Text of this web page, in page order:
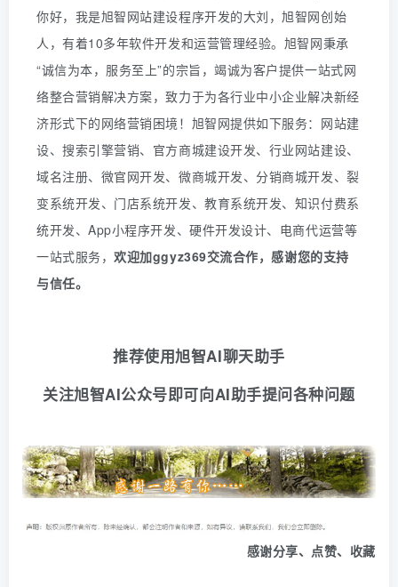
你好，我是旭智网站建设程序开发的大刘，旭智网创始
人，有着10多年软件开发和运营管理经验。旭智网秉承
“诚信为本，服务至上”的宗旨，竭诚为客户提供一站式网
络整合营销解决方案，致力于为各行业中小企业解决新经
济形式下的网络营销困境！旭智网提供如下服务：网站建
设、搜索引擎营销、官方商城建设开发、行业网站建设、
域名注册、微官网开发、微商城开发、分销商城开发、裂
变系统开发、门店系统开发、教育系统开发、知识付费系
统开发、App小程序开发、硬件开发设计、电商代运营等
一站式服务，欢迎加ggyz369交流合作，感谢您的支持
与信任。
推荐使用旭智AI聊天助手
关注旭智AI公众号即可向AI助手提问各种问题
感谢分享、点赞、收藏